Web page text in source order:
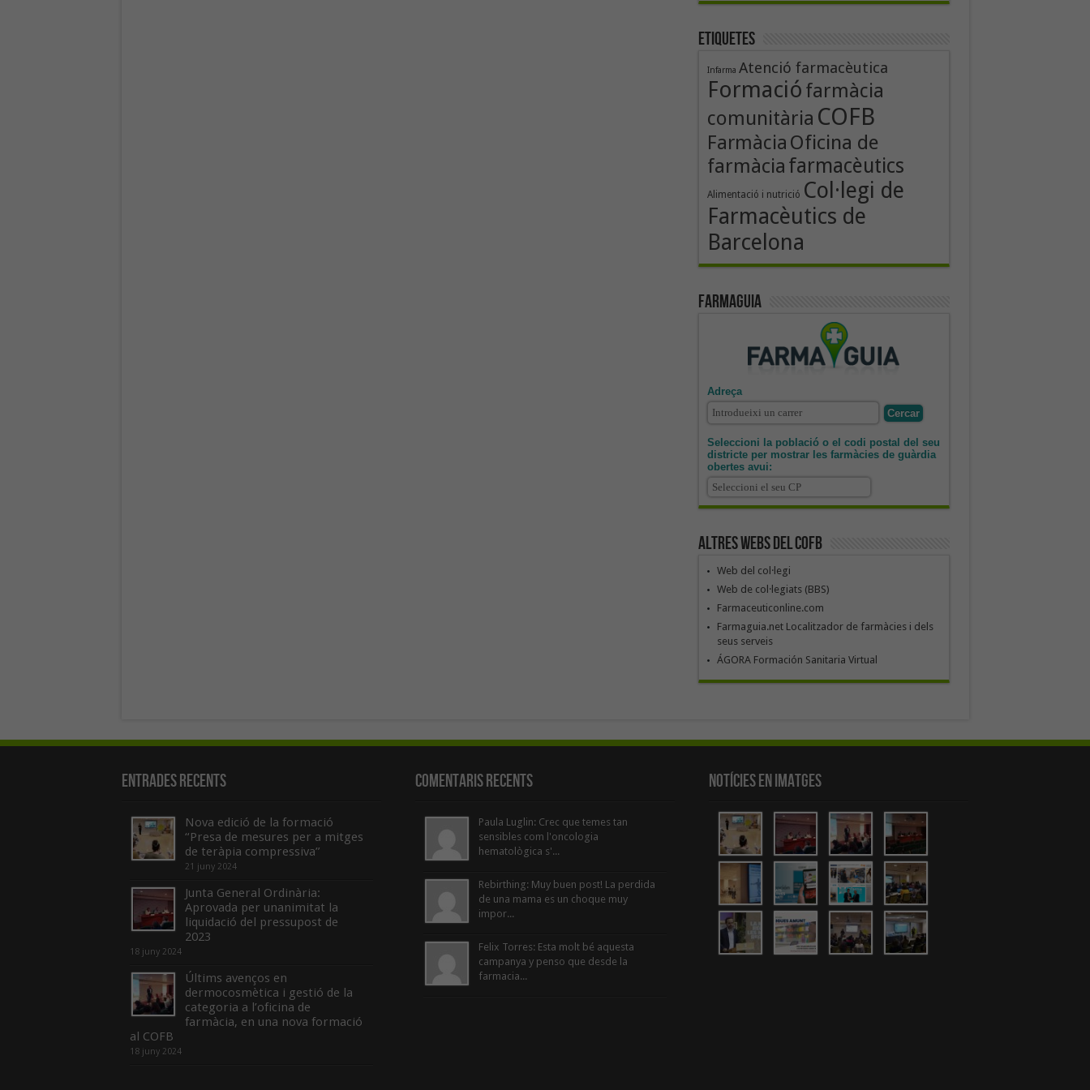
Etiquetes
Infarma Atenció farmacèutica
Formació farmàcia
comunitària COFB
Farmàcia Oficina de
farmàcia farmacèutics
Alimentació i nutrició Col·legi de
Farmacèutics de
Barcelona
Farmaguia
Adreça
Seleccioni la població o el codi postal del seu
districte per mostrar les farmàcies de guàrdia
obertes avui:
Altres webs del COFB
Web del col·legi
Web de col·legiats (BBS)
Farmaceuticonline.com
Farmaguia.net Localitzador de farmàcies i dels
seus serveis
ÁGORA Formación Sanitaria Virtual
Entrades recents
Nova edició de la formació
“Presa de mesures per a mitges
de teràpia compressiva”
21 juny 2024
Junta General Ordinària:
Aprovada per unanimitat la
liquidació del pressupost de
2023
18 juny 2024
Últims avenços en
dermocosmètica i gestió de la
categoria a l’oficina de
farmàcia, en una nova formació
al COFB
18 juny 2024
Comentaris Recents
Paula Luglin: Crec que temes tan
sensibles com l'oncologia
hematològica s'...
Rebirthing: Muy buen post! La perdida
de una mama es un choque muy
impor...
Felix Torres: Esta molt bé aquesta
campanya y penso que desde la
farmacia...
Notícies en Imatges